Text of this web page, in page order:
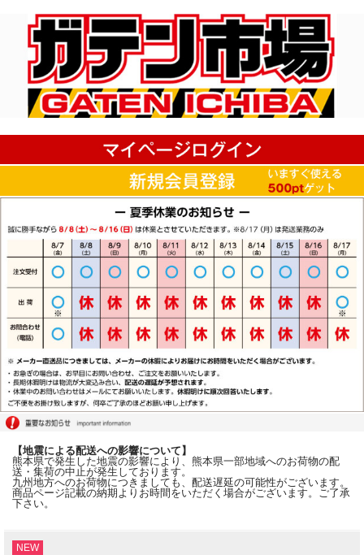
【地震による配送への影響について】
熊本県で発生した地震の影響により、熊本県一部地域へのお荷物の配
送・集荷の中止が発生しております。
九州地方へのお荷物につきましても、配送遅延の可能性がございます。
商品ページ記載の納期よりお時間をいただく場合がございます。ご了承
下さい。
NEW